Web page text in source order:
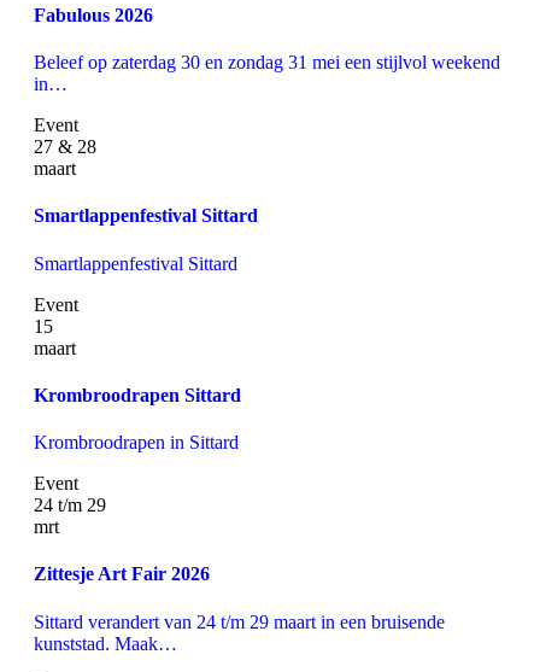
Fabulous 2026
Beleef op zaterdag 30 en zondag 31 mei een stijlvol weekend
in…
Event
27 & 28
maart
Smartlappenfestival Sittard
Smartlappenfestival Sittard
Event
15
maart
Krombroodrapen Sittard
Krombroodrapen in Sittard
Event
24 t/m 29
mrt
Zittesje Art Fair 2026
Sittard verandert van 24 t/m 29 maart in een bruisende
kunststad. Maak…